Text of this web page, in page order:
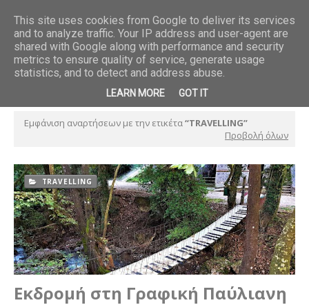
και το Βερονίκ Οβαλντέ. Θυμωμένο κοριτσάκι σε πέτρινο παγκάκι
BOOKS
Εμφάνιση αναρτήσεων με την ετικέτα TRAVELLING
Προβολή όλων
TRAVELLING
Εκδρομή στη Γραφική Παύλιανη
This site uses cookies from Google to deliver its services
and to analyze traffic. Your IP address and user-agent are
shared with Google along with performance and security
metrics to ensure quality of service, generate usage
statistics, and to detect and address abuse.
LEARN MORE GOT IT